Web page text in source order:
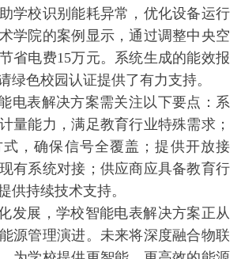
学校识别能耗异常，优化设备运行
学院的案例显示，通过调整中央空
省电费15万元。系统生成的能效报
绿色校园认证提供了有力支持。
电表解决方案需关注以下要点：系
量能力，满足教育行业特殊需求；
，确保信号全覆盖；提供开放接
有系统对接；供应商应具备教育行
供持续技术支持。
发展，学校智能电表解决方案正从
源管理演进。未来将深度融合物联